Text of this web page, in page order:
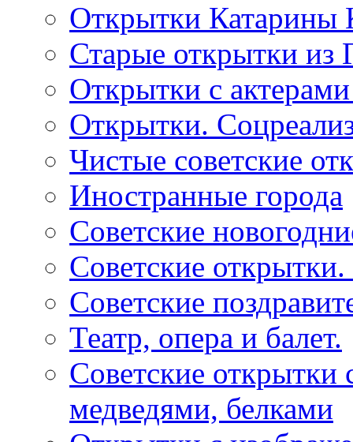
Открытки
Старые открытки из
Открытки с
Открытки.
Чистые советские
Иностранные города
Советские
Советские
Советские
Театр, опера и балет.
Советские открытки
медведями, белками